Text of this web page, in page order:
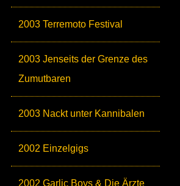
2003 Terremoto Festival
2003 Jenseits der Grenze des
Zumutbaren
2003 Nackt unter Kannibalen
2002 Einzelgigs
2002 Garlic Boys & Die Ärzte